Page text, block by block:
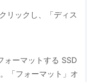
リックし、「ディス
ーマットする SSD
「フォーマット」オ